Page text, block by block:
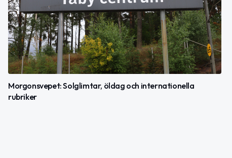
Morgonsvepet: Solglimtar, öldag och internationella
rubriker